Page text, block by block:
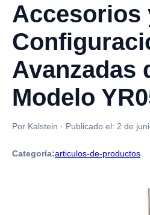
Accesorios
Avanzadas
Modelo
Por Kalstein · Publicado el: 2 de
Categoría:articulos-de-productos